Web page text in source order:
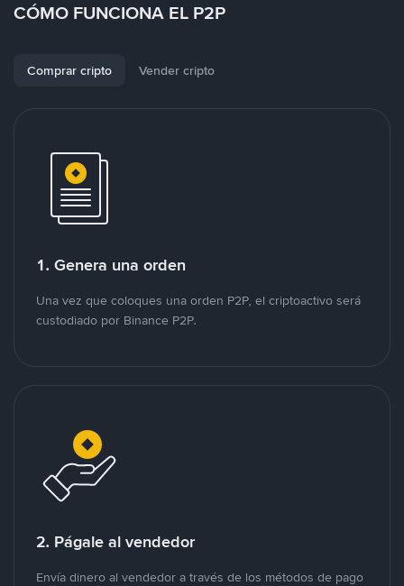
CÓMO FUNCIONA EL P2P
Comprar cripto Vender cripto
1. Genera una orden
Una vez que coloques una orden P2P, el criptoactivo será
custodiado por Binance P2P.
2. Págale al vendedor
Envía dinero al vendedor a través de los métodos de pago